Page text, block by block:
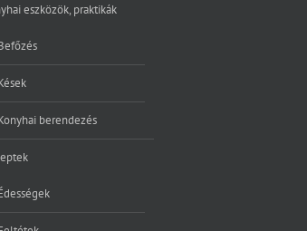
eszközök, praktikák
berendezés